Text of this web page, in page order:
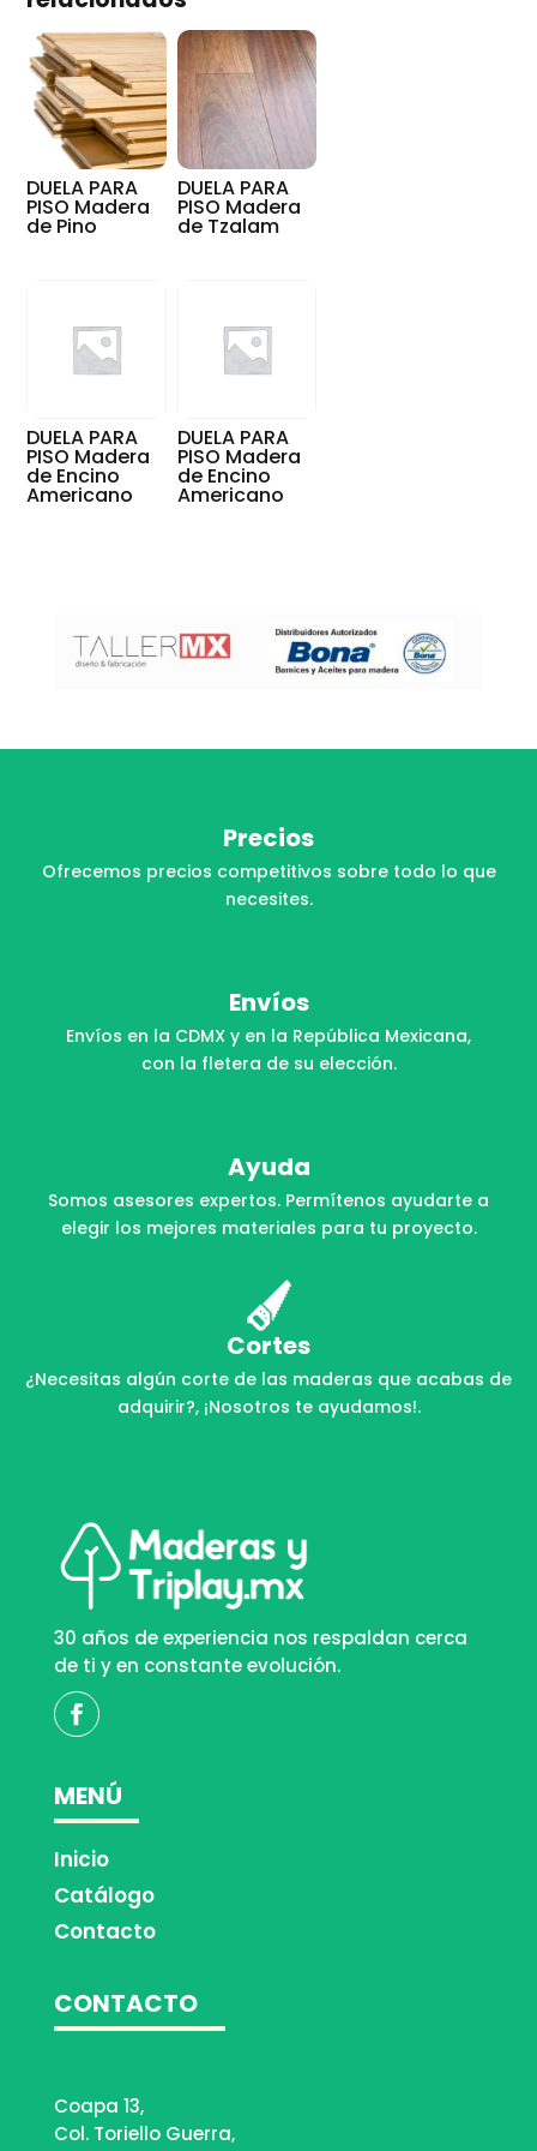
DUELA PARA
PISO Madera
de Pino
DUELA PARA
PISO Madera
de Tzalam
DUELA PARA
PISO Madera
de Encino
Americano
DUELA PARA
PISO Madera
de Encino
Americano
Precios
Ofrecemos precios competitivos sobre todo lo que
necesites.
Envíos
Envíos en la CDMX y en la República Mexicana,
con la fletera de su elección.
Ayuda
Somos asesores expertos. Permítenos ayudarte a
elegir los mejores materiales para tu proyecto.
Cortes
¿Necesitas algún corte de las maderas que acabas de
adquirir?, ¡Nosotros te ayudamos!.
30 años de experiencia nos respaldan cerca
de ti y en constante evolución.
MENÚ
Inicio
Catálogo
Contacto
CONTACTO
Coapa 13,
Col. Toriello Guerra,